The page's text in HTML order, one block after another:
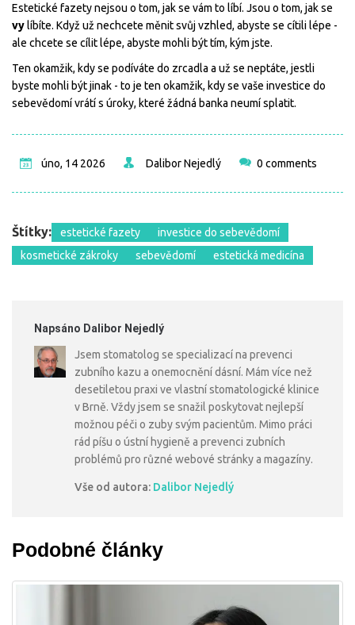
Estetické fazety nejsou o tom, jak se vám to líbí. Jsou o tom, jak se
vylíbíte. Když už nechcete měnit svůj vzhled, abyste se cítili lépe -
ale chcete se cílit lépe, abyste mohli být tím, kým jste.
Ten okamžik, kdy se podíváte do zrcadla a už se neptáte, jestli
byste mohli být jinak - to je ten okamžik, kdy se vaše investice do
sebevědomí vrátí s úroky, které žádná banka neumí splatit.
úno, 14 2026 Dalibor Nejedlý 0 comments
Štítky: estetické fazety
investice do sebevědomí
kosmetické zákroky
sebevědomí estetická medicína
Napsáno Dalibor Nejedlý
Jsem stomatolog se specializací na prevenci
zubního kazu a onemocnění dásní. Mám více než
desetiletou praxi ve vlastní stomatologické klinice
v Brně. Vždy jsem se snažil poskytovat nejlepší
možnou péči o zuby svým pacientům. Mimo práci
rád píšu o ústní hygieně a prevenci zubních
problémů pro různé webové stránky a magazíny.
Vše od autora: Dalibor Nejedlý
Podobné články